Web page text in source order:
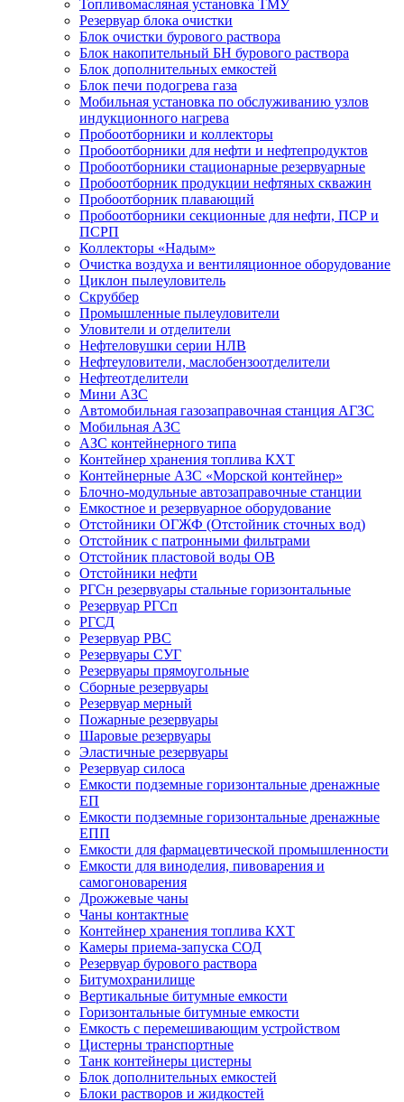
Топливомасляная установка ТМУ
Резервуар блока очистки
Блок очистки бурового раствора
Блок накопительный БН бурового раствора
Блок дополнительных емкостей
Блок печи подогрева газа
Мобильная установка по обслуживанию узлов
индукционного нагрева
Пробоотборники и коллекторы
Пробоотборники для нефти и нефтепродуктов
Пробоотборники стационарные резервуарные
Пробоотборник продукции нефтяных скважин
Пробоотборник плавающий
Пробоотборники секционные для нефти, ПСР и
ПСРП
Коллекторы «Надым»
Очистка воздуха и вентиляционное оборудование
Циклон пылеуловитель
Скруббер
Промышленные пылеуловители
Уловители и отделители
Нефтеловушки серии НЛВ
Нефтеуловители, маслобензоотделители
Нефтеотделители
Мини АЗС
Автомобильная газозаправочная станция АГЗС
Мобильная АЗС
АЗС контейнерного типа
Контейнер хранения топлива КХТ
Контейнерные АЗС «Морской контейнер»
Блочно-модульные автозаправочные станции
Емкостное и резервуарное оборудование
Отстойники ОГЖФ (Отстойник сточных вод)
Отстойник с патронными фильтрами
Отстойник пластовой воды ОВ
Отстойники нефти
РГСн резервуары стальные горизонтальные
Резервуар РГСп
РГСД
Резервуар РВС
Резервуары СУГ
Резервуары прямоугольные
Сборные резервуары
Резервуар мерный
Пожарные резервуары
Шаровые резервуары
Эластичные резервуары
Резервуар силоса
Емкости подземные горизонтальные дренажные
ЕП
Емкости подземные горизонтальные дренажные
ЕПП
Емкости для фармацевтической промышленности
Емкости для виноделия, пивоварения и
самогоноварения
Дрожжевые чаны
Чаны контактные
Контейнер хранения топлива КХТ
Камеры приема-запуска СОД
Резервуар бурового раствора
Битумохранилище
Вертикальные битумные емкости
Горизонтальные битумные емкости
Емкость с перемешивающим устройством
Цистерны транспортные
Танк контейнеры цистерны
Блок дополнительных емкостей
Блоки растворов и жидкостей